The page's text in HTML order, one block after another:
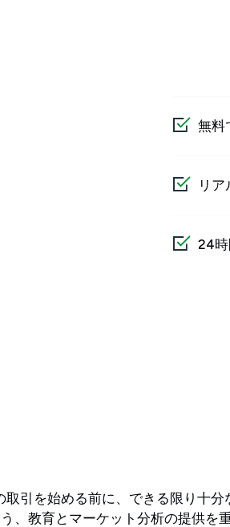
無料
リ
24
引を始める前に、できる限り十分
、教育とマーケット分析の提供を